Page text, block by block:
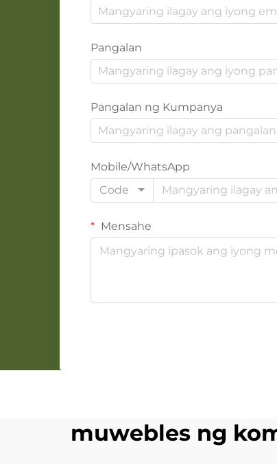
Pangalan
Pangalan ng Kumpanya
Mobile/WhatsApp
Code
Mensahe
muwebles ng